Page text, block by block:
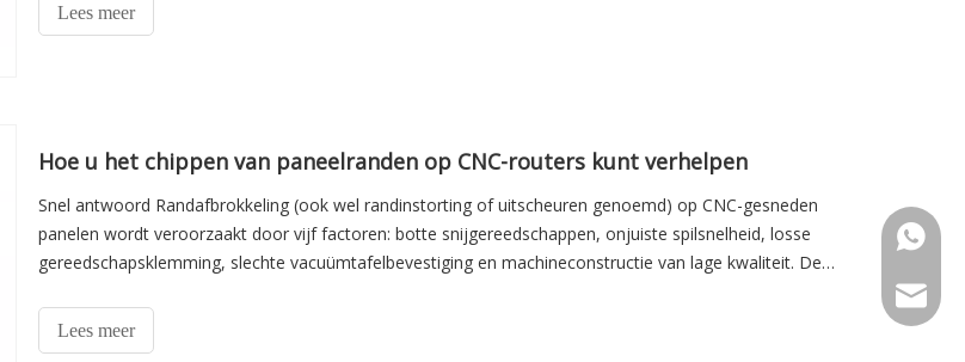
Lees meer
Hoe u het chippen van paneelranden op CNC-routers kunt verhelpen
Snel antwoord Randafbrokkeling (ook wel randinstorting of uitscheuren genoemd) op CNC-gesneden
panelen wordt veroorzaakt door vijf factoren: botte snijgereedschappen, onjuiste spilsnelheid, losse
gereedschapsklemming, slechte vacuümtafelbevestiging en machineconstructie van lage kwaliteit. De
Lees meer